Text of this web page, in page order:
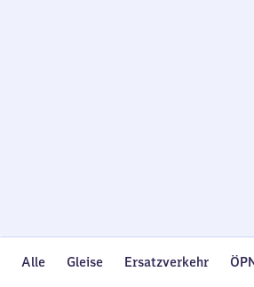
Alle Gleise Ersatzverkehr